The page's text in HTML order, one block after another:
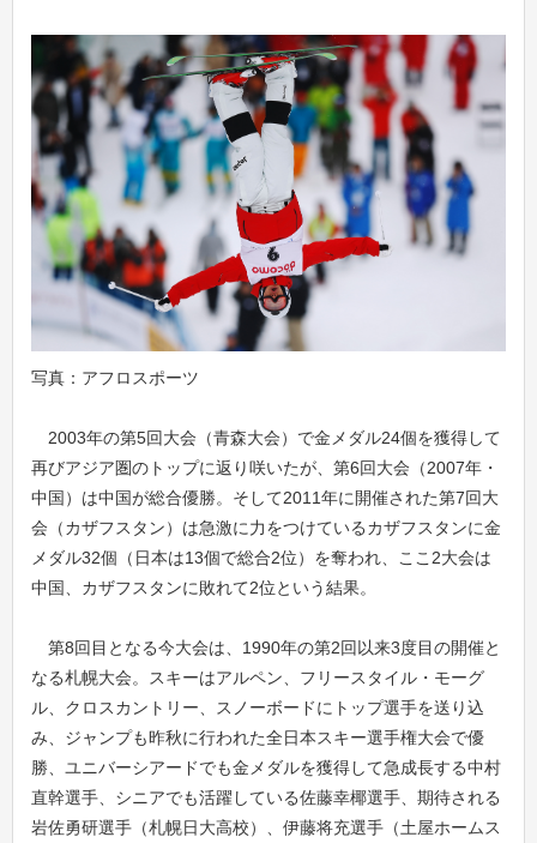
写真：アフロスポーツ
2003年の第5回大会（青森大会）で金メダル24個を獲得して
再びアジア圏のトップに返り咲いたが、第6回大会（2007年・
中国）は中国が総合優勝。そして2011年に開催された第7回大
会（カザフスタン）は急激に力をつけているカザフスタンに金
メダル32個（日本は13個で総合2位）を奪われ、ここ2大会は
中国、カザフスタンに敗れて2位という結果。
第8回目となる今大会は、1990年の第2回以来3度目の開催と
なる札幌大会。スキーはアルペン、フリースタイル・モーグ
ル、クロスカントリー、スノーボードにトップ選手を送り込
み、ジャンプも昨秋に行われた全日本スキー選手権大会で優
勝、ユニバーシアードでも金メダルを獲得して急成長する中村
直幹選手、シニアでも活躍している佐藤幸椰選手、期待される
岩佐勇研選手（札幌日大高校）、伊藤将充選手（土屋ホームス